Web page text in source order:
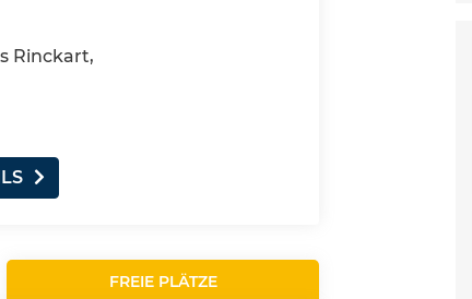
Rinckart,
FREIE PLÄTZE